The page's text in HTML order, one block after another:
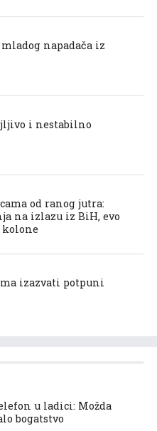
mladog napadača iz
i nestabilno
od ranog jutra:
na izlazu iz BiH, evo
kolone
izazvati potpuni
u ladici: Možda
bogatstvo